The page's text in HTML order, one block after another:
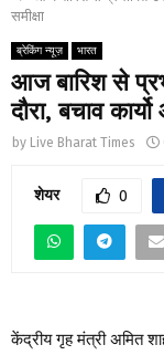
समीक्षा
ब्रेकिंग न्यूज़ भारत
आज बारिश से
दौरा, बचाव
by Live Bharat Times
शेयर 0
केंद्रीय गृह मंत्री अमित